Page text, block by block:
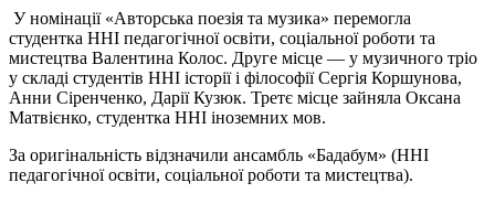
У номінації «Авторська поезія та музика» перемогла
студентка ННІ педагогічної освіти, соціальної роботи та
мистецтва Валентина Колос. Друге місце — у музичного тріо
у складі студентів ННІ історії і філософії Сергія Коршунова,
Анни Сіренченко, Дарії Кузюк. Третє місце зайняла Оксана
Матвієнко, студентка ННІ іноземних мов.
За оригінальність відзначили ансамбль «Бадабум» (ННІ
педагогічної освіти, соціальної роботи та мистецтва).